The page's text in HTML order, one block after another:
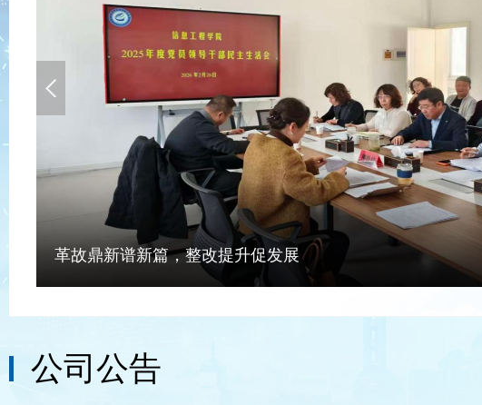
Previous
革故鼎新谱新篇，整改提升促发展
公司公告